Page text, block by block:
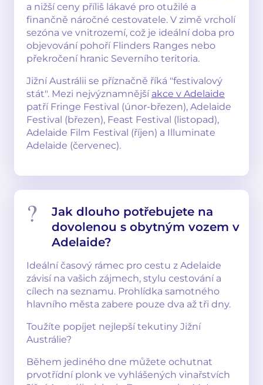
a nižší ceny příliš lákavé pro otužilé a
finančně náročné cestovatele. V zimě vrcholí
sezóna ve vnitrozemí, což je ideální doba pro
objevování pohoří Flinders Ranges nebo
překročení hranic Severního teritoria.
Jižní Austrálii se příznačně říká "festivalový
stát". Mezi nejvýznamnější akce v Adelaide
patří Fringe Festival (únor-březen), Adelaide
Festival (březen), Feast Festival (listopad),
Adelaide Film Festival (říjen) a Illuminate
Adelaide (červenec).
Jak dlouho potřebujete na
dovolenou s obytným vozem v
Adelaide?
Ideální časový rámec pro cestu z Adelaide
závisí na vašich zájmech, stylu cestování a
cílech na seznamu. Prohlídka samotného
hlavního města zabere pouze dva až tři dny.
Toužíte popíjet nejlepší tekutiny Jižní
Austrálie?
Během jediného dne můžete ochutnat
prvotřídní plonk ve vyhlášených vinařstvích